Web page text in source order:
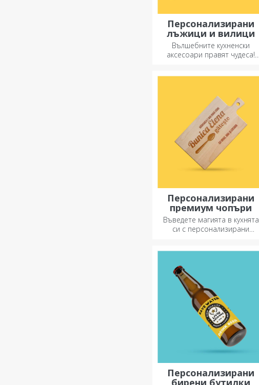
Персонализирани
лъжици и вилици
Вълшебните кухненски
аксесоари правят чудеса!
Персонализирани
премиум чопъри
Въведете магията в кухнята
си с персонализирани
Персонализирани
бирени бутилки